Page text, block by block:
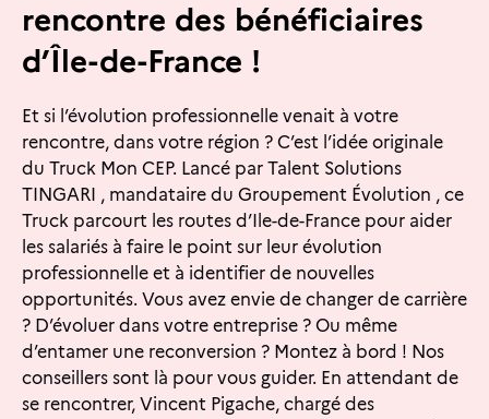
rencontre des bénéficiaires
d’Île-de-France !
Et si l’évolution professionnelle venait à votre
rencontre, dans votre région ? C’est l’idée originale
du Truck Mon CEP. Lancé par Talent Solutions
TINGARI , mandataire du Groupement Évolution , ce
Truck parcourt les routes d’Ile-de-France pour aider
les salariés à faire le point sur leur évolution
professionnelle et à identifier de nouvelles
opportunités. Vous avez envie de changer de carrière
? D’évoluer dans votre entreprise ? Ou même
d’entamer une reconversion ? Montez à bord ! Nos
conseillers sont là pour vous guider. En attendant de
se rencontrer, Vincent Pigache, chargé des